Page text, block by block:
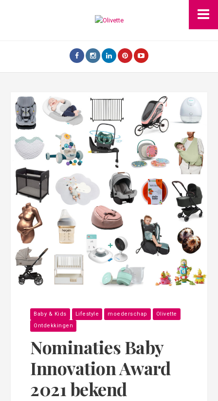
Baby & Kids Lifestyle moederschap
Olivette
Ontdekkingen
Nominaties Baby
Innovation Award
2021 bekend